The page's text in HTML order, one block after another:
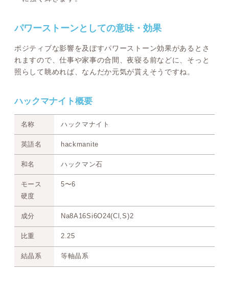
パワーストーンとしての意味・効果
ポジティブな影響を及ぼすパワーストーン効果があるとさ
れますので、仕事や家事の合間、夜寝る前などに、そっと
照らして眺めれば、なんだか元気が貰えそうですね。
ハックマナイト概要
名称 ハックマナイト
英語名 hackmanite
和名 ハックマン石
モース
硬度
5〜6
成分 Na8A16Si6O24(Cl,S)2
比重 2.25
結晶系 等軸晶系